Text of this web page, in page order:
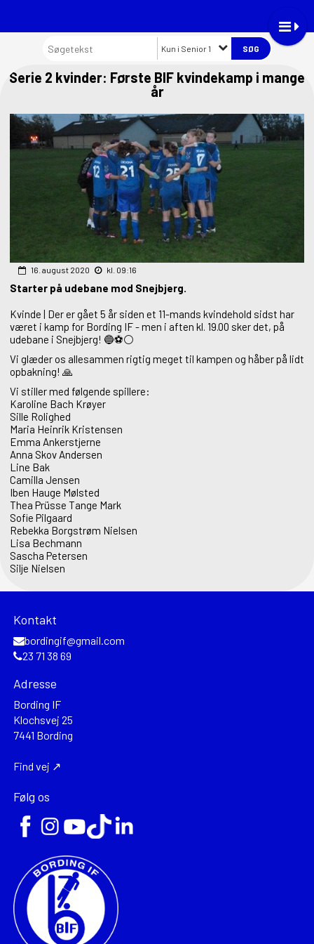
Kun i Senior 1
Serie 2 kvinder: Første BIF kvindekamp i mange
år
16. august 2020 kl. 09:16
Starter på udebane mod Snejbjerg.
Kvinde | Der er gået 5 år siden et 11-mands kvindehold sidst har
været i kamp for Bording IF - men i aften kl. 19.00 sker det, på
udebane i Snejbjerg! 🔵⚽️⚪️
Vi glæder os allesammen rigtig meget til kampen og håber på lidt
opbakning! 🙏
Vi stiller med følgende spillere:
Karoline Bach Krøyer
Sille Rolighed
Maria Heinrik Kristensen
Emma Ankerstjerne
Anna Skov Andersen
Line Bak
Camilla Jensen
Iben Hauge Mølsted
Thea Prüsse Tange Mark
Sofie Pilgaard
Rebekka Borgstrøm Nielsen
Lisa Bechmann
Sascha Petersen
Silje Nielsen
Kontakt
bordingif@gmail.com
23 71 38 69
Adresse
Bording IF
Klochsvej 25
7441 Bording
Find vej ↗
Følg os